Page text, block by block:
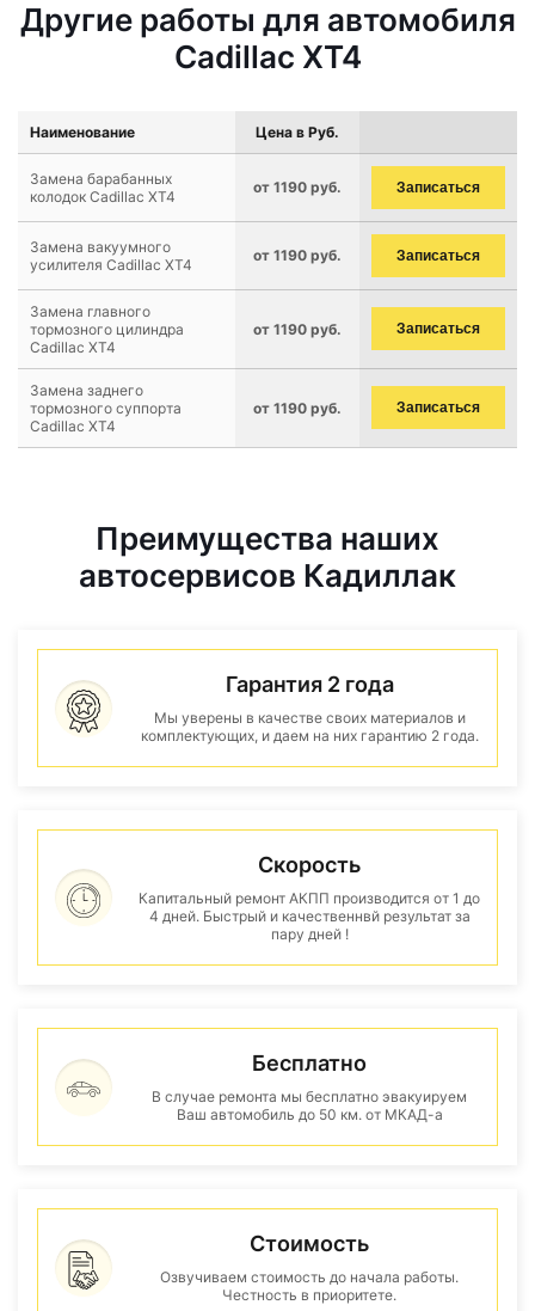
Другие работы для автомобиля
Cadillac XT4
Наименование Цена в Руб.
Замена барабанных
колодок Cadillac XT4
от 1190 руб. Записаться
Замена вакуумного
усилителя Cadillac XT4
от 1190 руб. Записаться
Замена главного
тормозного цилиндра
Cadillac XT4
от 1190 руб. Записаться
Замена заднего
тормозного суппорта
Cadillac XT4
от 1190 руб. Записаться
Преимущества наших
автосервисов Кадиллак
Гарантия 2 года
Мы уверены в качестве своих материалов и
комплектующих, и даем на них гарантию 2 года.
Скорость
Капитальный ремонт АКПП производится от 1 до
4 дней. Быстрый и качественнвй результат за
пару дней !
Бесплатно
В случае ремонта мы бесплатно эвакуируем
Ваш автомобиль до 50 км. от МКАД-а
Стоимость
Озвучиваем стоимость до начала работы.
Честность в приоритете.